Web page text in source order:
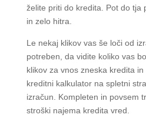
želite priti do kredita. Pot do tja
in zelo hitra.
Le nekaj klikov vas še loči od
potreben, da vidite koliko vas
klikov za vnos zneska kredita
kreditni kalkulator na spletni
izračun. Kompleten in povsem
stroški najema kredita vred.